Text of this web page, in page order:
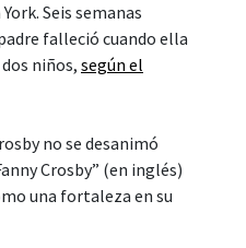
Seis semanas
falleció cuando ella
niños, según el
no se desanimó
Crosby” (en inglés)
una fortaleza en su